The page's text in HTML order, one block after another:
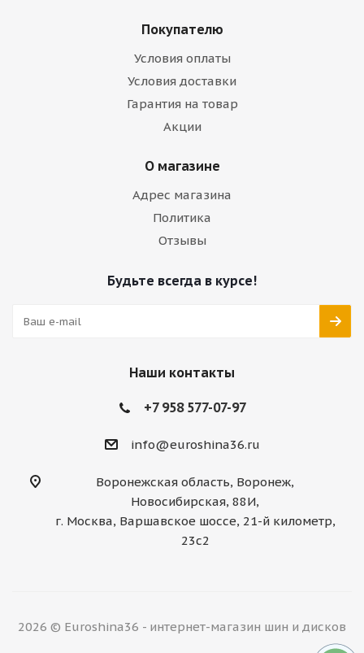
Покупателю
Условия оплаты
Условия доставки
Гарантия на товар
Акции
О магазине
Адрес магазина
Политика
Отзывы
Будьте всегда в курсе!
Наши контакты
+7 958 577-07-97
info@euroshina36.ru
Воронежская область, Воронеж,
Новосибирская, 88И,
г. Москва, Варшавское шоссе, 21-й километр,
23с2
2026 © Euroshina36 - интернет-магазин шин и дисков